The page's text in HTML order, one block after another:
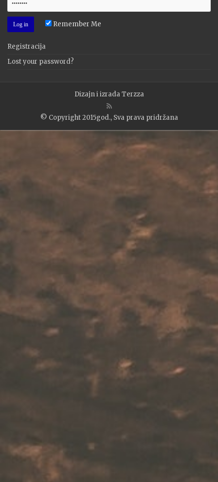
Remember Me
Registracija
Lost your password?
Dizajn i izradaTerzza
© Copyright 2015god., Sva prava pridržana